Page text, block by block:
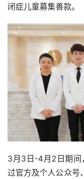
闭症儿童募集善款。
3月3日-4月2日期间
过官方及个人公众号